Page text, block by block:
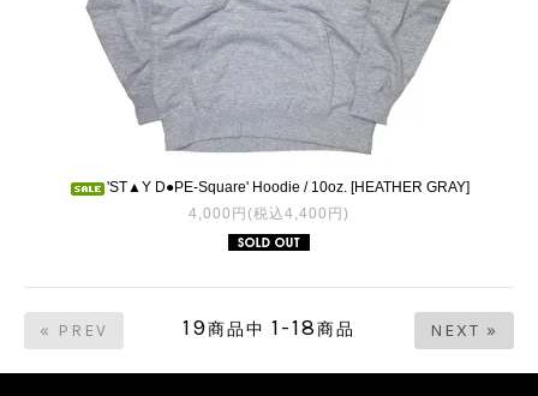
'ST▲Y D●PE-Square' Hoodie / 10oz. [HEATHER GRAY]
4,000円(税込4,400円)
« PREV 19商品中 1-18商品 NEXT »